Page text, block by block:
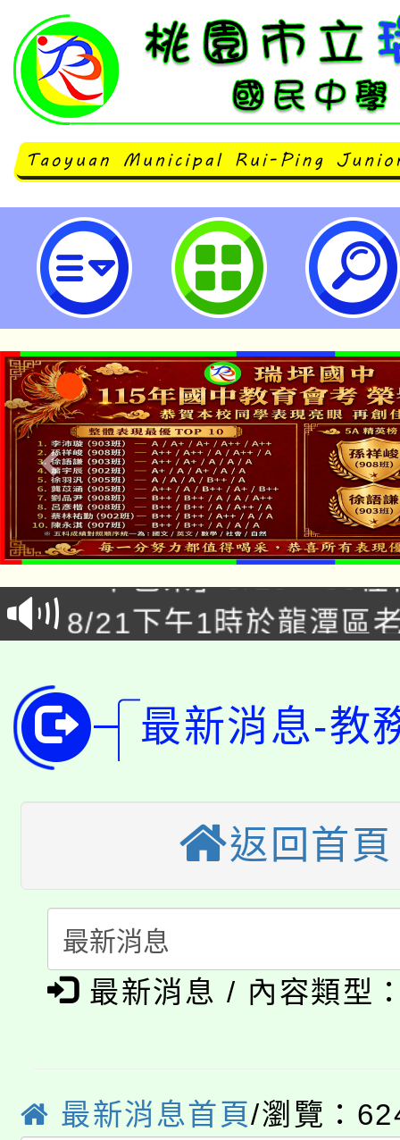
「教育部實踐藝術教學研究中程計
學研究案例分區發表會-桃園市立
公告本校115學年度第
代理(課)教師甄選結果
告(尚有缺額)
「本色祭」8/29、30在
場熱烈登場!
8/21下午1時於龍潭區
局官網。
8月14至27日，桃園電
開!
115年桃園市運動會8/
田徑場及游泳池舉行。
視費優惠，中低收入戶
半價優惠，詳情可洽有
者。
大園自造教育及科技
份教師增能研習
份教師研習
淨零綠生活教案入校路
會
公告本校115學年度第
代理(課)教師甄選結果
「本色祭」8/29、30在
徵才活動。
YOUNG桃局內行報名
最新消息-教
返回首頁
最新消息 / 內容類型
最新消息首頁/瀏覽：